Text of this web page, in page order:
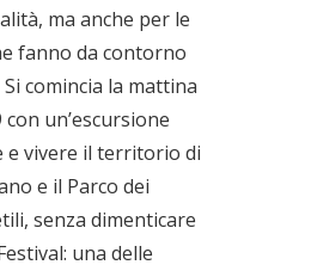
ma anche per le
fanno da contorno
Si comincia la mattina
un’escursione
e vivere il territorio di
e il Parco dei
senza dimenticare
una delle